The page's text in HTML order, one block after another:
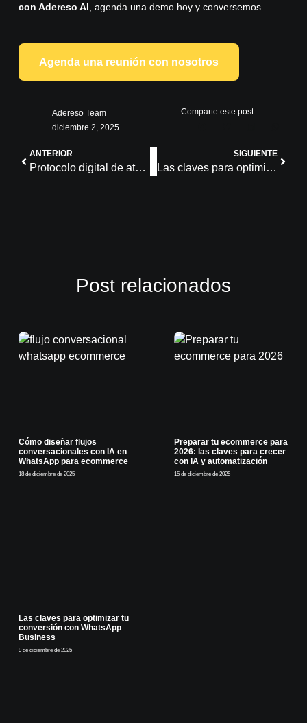
con Adereso AI agenda una demo hoyy conversemos.
Agenda una reunión con nosotros
Adereso Team
diciembre 2, 2025
Comparte este post:
ANTERIOR
Protocolo digital de atención al cliente para el Black Friday: checklist rápido para líderes de CX
SIGUIENTE
Las claves para optimizar tu conversión con WhatsApp Business
Post relacionados
Cómo diseñar flujos
conversacionales con IA en
WhatsApp para ecommerce
18 de diciembre de 2025
Preparar tu ecommerce para
2026: las claves para crecer
con IA y automatización
15 de diciembre de 2025
Las claves para optimizar tu
conversión con WhatsApp
Business
9 de diciembre de 2025